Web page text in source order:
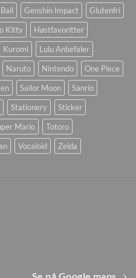
Genshin Impact
Glutenfri
Kitty
Høstfavoritter
Kuromi
Lulu Anbefaler
Naruto Nintendo
One Piece
Sailor Moon
Sanrio
Stationery
Sticker
Mario
Totoro
Vocaloid Zelda